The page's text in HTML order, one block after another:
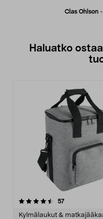
Clas Ohlson -
Haluatko
57arvostelut
Kylmälaukut &
4.5viidestä